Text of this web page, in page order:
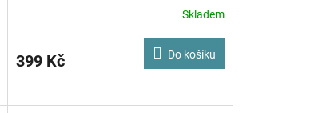
Skladem
399 Kč Do košíku